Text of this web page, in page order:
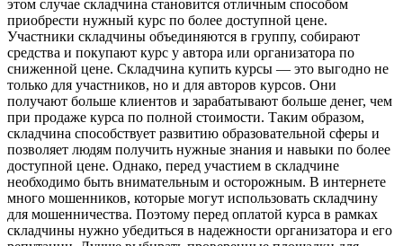
этом случае складчина становится отличным способом
приобрести нужный курс по более доступной цене.
Участники складчины объединяются в группу, собирают
средства и покупают курс у автора или организатора по
сниженной цене. Складчина купить курсы — это выгодно не
только для участников, но и для авторов курсов. Они
получают больше клиентов и зарабатывают больше денег, чем
при продаже курса по полной стоимости. Таким образом,
складчина способствует развитию образовательной сферы и
позволяет людям получить нужные знания и навыки по более
доступной цене. Однако, перед участием в складчине
необходимо быть внимательным и осторожным. В интернете
много мошенников, которые могут использовать складчину
для мошенничества. Поэтому перед оплатой курса в рамках
складчины нужно убедиться в надежности организатора и его